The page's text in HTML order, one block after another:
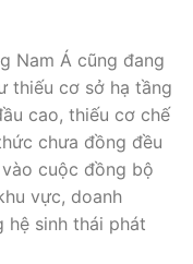
Nam Á cũng đang
thiếu cơ sở hạ tầng
cao, thiếu cơ chế
chưa đồng đều
cuộc đồng bộ
vực, doanh
hệ sinh thái phát